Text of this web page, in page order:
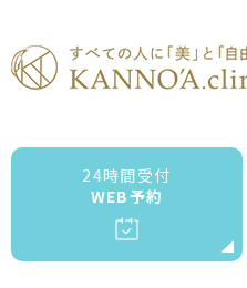
24時間受付
WEB予約